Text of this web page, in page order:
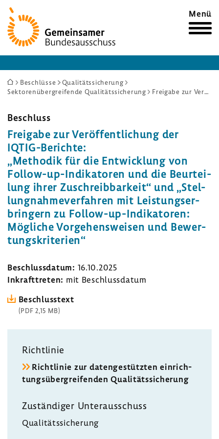
Zur
Startseite
Menü
Sie
sind
Beschlüsse
Qualitätssicherung
Sektorenübergreifende Qualitätssicherung
Freigabe zur Veröffentlichung der IQTIG-Berichte: „Methodik für die Entwicklung von Follow-up-Indikatoren und die Beurteilung ihrer Zuschreibbarkeit“ und „Stellungnahmeverfahren mit Leistungserbringern zu Follow-up-Indikatoren: Mögliche Vorgehensweisen und Bewertungskriterien“
Beschluss
Frei­gabe zur Veröf­fent­li­chung der
IQTIG-​Berichte:
„Methodik für die Entwick­lung von
Follow-​up-Indikatoren und die Beur­tei­
lung ihrer Zuschreib­bar­keit“ und „Stel­
lung­nah­me­ver­fahren mit Leis­tungs­er­
brin­gern zu Follow-​up-Indikatoren:
Mögliche Vorge­hens­weisen und Bewer­
tungs­kri­te­rien“
Beschluss­datum: 16.10.2025
Inkraft­treten: mit Beschluss­datum
Beschluss­text
(PDF 2,15 MB)
Richt­linie
Richt­linie zur daten­ge­stützten einrich­
tungs­über­grei­fenden Quali­täts­si­che­rung
Zustän­diger Unter­aus­schuss
Quali­täts­si­che­rung